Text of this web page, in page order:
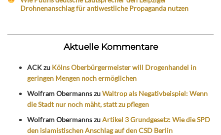
Drohnenanschlag für antiwestliche Propaganda nutzen
Aktuelle Kommentare
ACKzu Kölns Oberbürgermeister will Drogenhandel in
geringen Mengen noch ermöglichen
Wolfram ObermannszuWaltrop als Negativbeispiel: Wenn
die Stadt nur noch mäht, statt zu pflegen
Wolfram ObermannszuArtikel 3 Grundgesetz: Wie die SPD
den islamistischen Anschlag auf den CSD Berlin